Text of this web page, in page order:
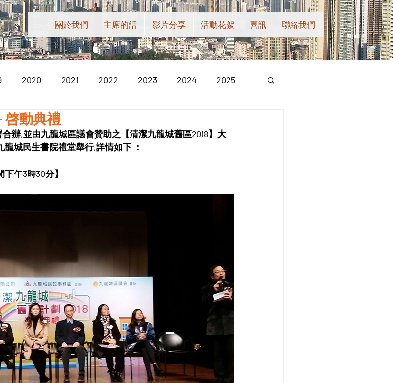
關於我們 主席的話 影片分享 活動花絮 喜訊 聯絡我們
2020 2021 2022 2023 2024 2025
啓動典禮
辦,並由九龍城區議會贊助之【清潔九龍城舊區2018】大
城民生書院禮堂舉行,詳情如下 ：
午3時30分】